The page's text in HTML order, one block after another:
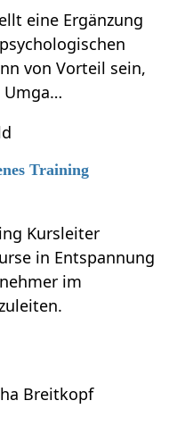
eine Ergänzung
von Vorteil sein,
Umga…
Training
Kursleiter
in Entspannung
im
Breitkopf